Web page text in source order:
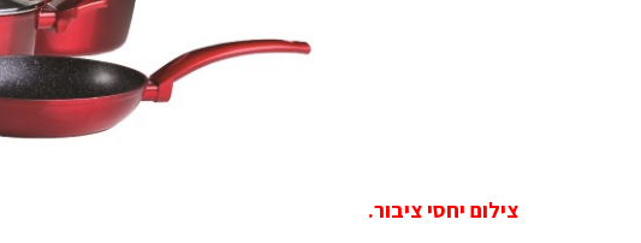
צילום יחסי ציבור.